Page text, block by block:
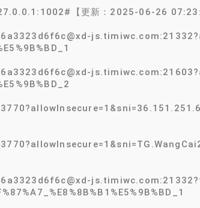
【更新：2025-06-26